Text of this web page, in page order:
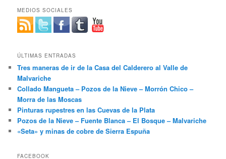
MEDIOS SOCIALES
ÚLTIMAS ENTRADAS
Tres maneras de ir de la Casa del Calderero al Valle de
Malvariche
Collado Mangueta – Pozos de la Nieve – Morrón Chico –
Morra de las Moscas
Pinturas rupestres en las Cuevas de la Plata
Pozos de la Nieve – Fuente Blanca – El Bosque – Malvariche
«Seta» y minas de cobre de Sierra Espuña
FACEBOOK